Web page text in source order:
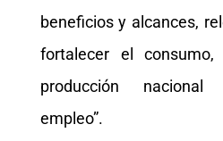
beneficios y alcances,
fortalecer el
producción
empleo”.